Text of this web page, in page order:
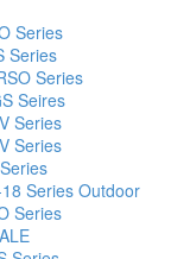
Series
Series
Series
Seires
Series
Series
Series Outdoor
Series